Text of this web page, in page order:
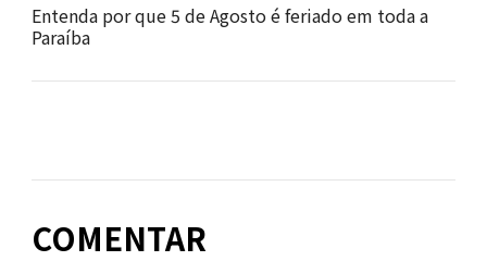
Entenda por que 5 de Agosto é feriado em toda a
Paraíba
COMENTAR